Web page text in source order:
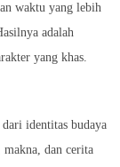
waktu yang lebih
adalah
yang khas.
identitas budaya
dan cerita